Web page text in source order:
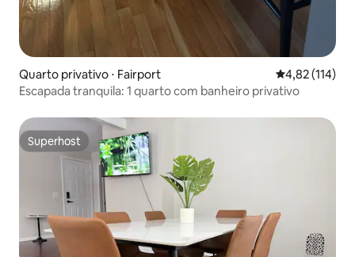
Quarto privativo ⋅ Fairport 4,82 de uma
4,82 (114)
Escapada tranquila: 1 quarto com banheiro privativo
Superhost
Superhost